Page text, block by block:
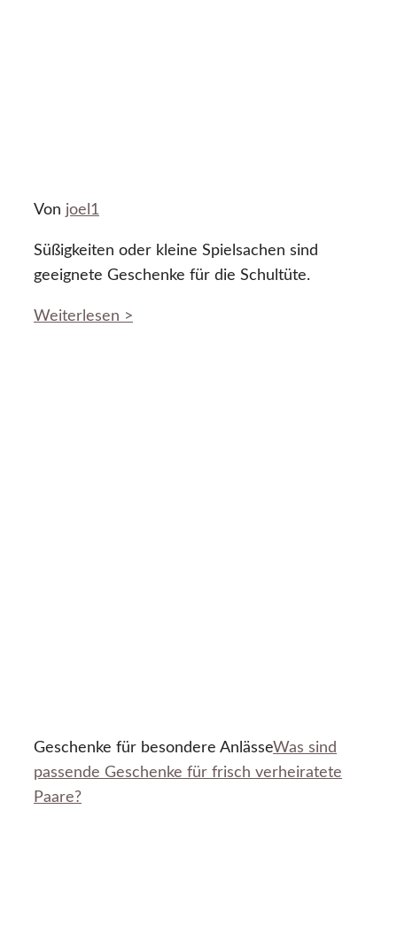
Von joel1
Süßigkeiten oder kleine Spielsachen sind
geeignete Geschenke für die Schultüte.
Weiterlesen >
Geschenke für besondere AnlässeWas sind
passende Geschenke für frisch verheiratete
Paare?